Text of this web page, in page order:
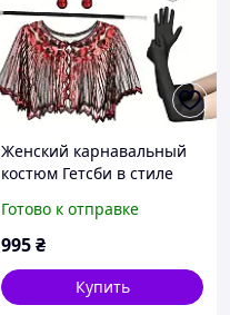
Женский карнавальный
костюм Гетсби в стиле
бордовій
Готово к отправке
995₴
Купить